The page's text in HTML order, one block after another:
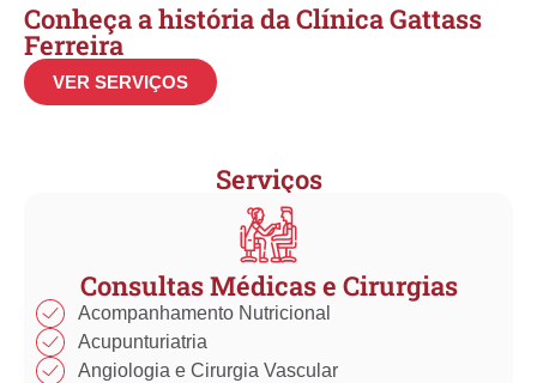
Conheça a história da Clínica Gattass
Ferreira
VER SERVIÇOS
Serviços
Consultas Médicas e Cirurgias
Acompanhamento Nutricional
Acupunturiatria
Angiologia e Cirurgia Vascular